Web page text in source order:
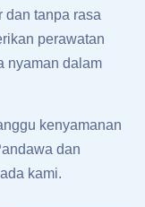
dan tanpa rasa
perawatan
nyaman dalam
kenyamanan
dan
kami.